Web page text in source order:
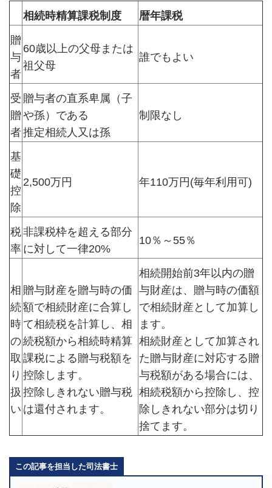
相続時精算課税制度
暦年課税
贈
与
者
60歳以上の父母または
祖父母
誰でもよい
受
贈
者
贈与者の直系卑属（子
や孫）である
推定相続人又は孫
制限なし
基
礎
控
除
2,500万円 年110万円(毎年利用可)
税
率
非課税枠を超える部分
に対して一律20%
10％～55％
相
続
時
の
取
り
扱
い
贈与財産を贈与時の価
額で相続財産に合算し
て相続税を計算し、相
続税額から相続時精算
課税による贈与税額を
控除します。
控除しきれない贈与税
は還付されます。
相続開始前3年以内の贈
与財産は、贈与時の価額
で相続財産として加算し
ます。
相続財産として加算され
た贈与財産に対応する贈
与税額がある場合には、
相続税額から控除し、控
除しきれない部分は切り
捨てます。
この記事を担当した司法書士